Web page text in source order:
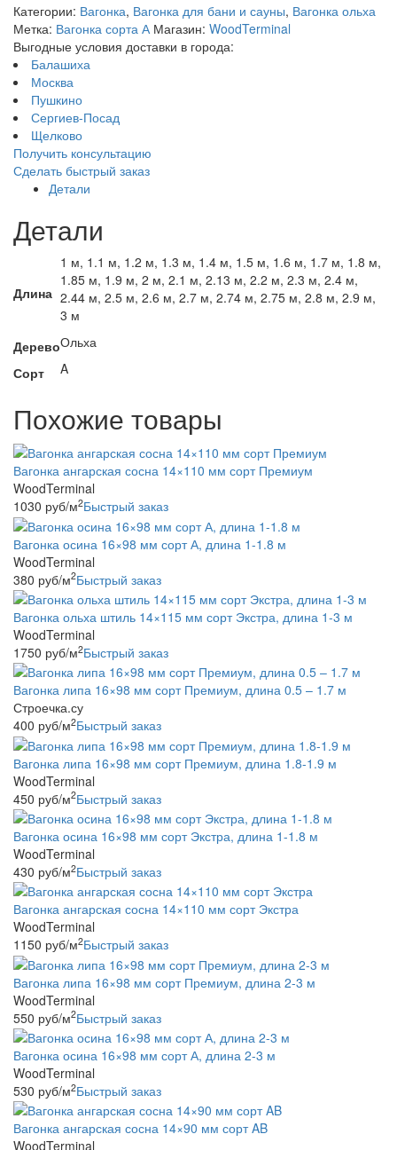
Категории: Вагонка, Вагонка для бани и сауны, Вагонка ольха
Метка: Вагонка сорта А Магазин: WoodTerminal
Выгодные условия доставки в города:
Балашиха
Москва
Пушкино
Сергиев-Посад
Щелково
Получить консультацию
Сделать быстрый заказ
Детали
Детали
Длина
1 м, 1.1 м, 1.2 м, 1.3 м, 1.4 м, 1.5 м, 1.6 м, 1.7 м, 1.8 м,
1.85 м, 1.9 м, 2 м, 2.1 м, 2.13 м, 2.2 м, 2.3 м, 2.4 м,
2.44 м, 2.5 м, 2.6 м, 2.7 м, 2.74 м, 2.75 м, 2.8 м, 2.9 м,
3 м
ДеревоОльха
Сорт
A
Похожие товары
Вагонка ангарская сосна 14×110 мм сорт Премиум
WoodTerminal
1030 руб/м2Быстрый заказ
Вагонка осина 16×98 мм сорт А, длина 1-1.8 м
WoodTerminal
380 руб/м2Быстрый заказ
Вагонка ольха штиль 14×115 мм сорт Экстра, длина 1-3 м
WoodTerminal
1750 руб/м2Быстрый заказ
Вагонка липа 16×98 мм сорт Премиум, длина 0.5 – 1.7 м
Строечка.су
400 руб/м2Быстрый заказ
Вагонка липа 16×98 мм сорт Премиум, длина 1.8-1.9 м
WoodTerminal
450 руб/м2Быстрый заказ
Вагонка осина 16×98 мм сорт Экстра, длина 1-1.8 м
WoodTerminal
430 руб/м2Быстрый заказ
Вагонка ангарская сосна 14×110 мм сорт Экстра
WoodTerminal
1150 руб/м2Быстрый заказ
Вагонка липа 16×98 мм сорт Премиум, длина 2-3 м
WoodTerminal
550 руб/м2Быстрый заказ
Вагонка осина 16×98 мм сорт А, длина 2-3 м
WoodTerminal
530 руб/м2Быстрый заказ
Вагонка ангарская сосна 14×90 мм сорт AB
WoodTerminal